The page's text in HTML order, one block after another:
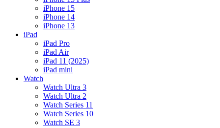
iPhone 15
iPhone 14
iPhone 13
iPad
iPad Pro
iPad Air
iPad 11 (2025)
iPad mini
Watch
Watch Ultra 3
Watch Ultra 2
Watch Series 11
Watch Series 10
Watch SE 3